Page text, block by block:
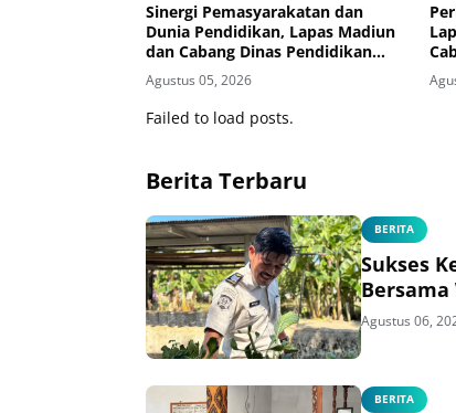
Sinergi Pemasyarakatan dan
Dunia Pendidikan, Lapas Madiun
dan Cabang Dinas Pendidikan
Wilayah Madiun Jalin Kerja Sama
Pendidikan Vokasi Teknik
Instalasi Tenaga Listrik bagi
Warga Binaan
Agustus 05, 2026
Failed to load posts.
Berita Terbaru
BERITA
Sukses
Bersama
Agustus 06,
BERITA